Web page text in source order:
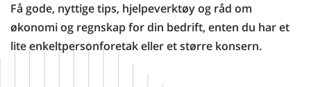
Få gode, nyttige tips, hjelpeverktøy og råd om
økonomi og regnskap for din bedrift, enten du har et
lite enkeltpersonforetak eller et større konsern.